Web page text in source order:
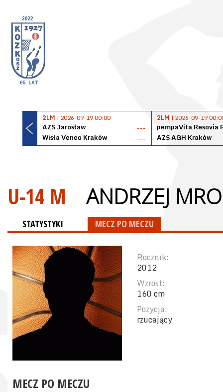
2LM | 2026-09-19 00:00
AZS Jarosław
---
Wisła Veneo Kraków
---
2LM | 2026-09-19
pempaVita Resovia
AZS AGH Kraków
U-14 M ANDRZEJ
STATYSTYKI MECZ PO MECZU
Rocznik:
2012
Wzrost:
160 cm
Pozycja:
rzucający
MECZ PO MECZU